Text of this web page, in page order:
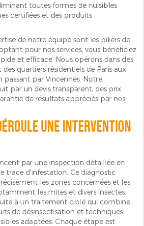
toutes formes de nuisibles
certifiées et des produits
de notre équipe sont les piliers de
pour nos services, vous bénéficiez
et efficace. Nous opérons dans des
des quartiers résidentiels de Paris aux
passant par Vincennes. Notre
par un devis transparent, des prix
de résultats appréciés par nos
une intervention
par une inspection détaillée en
trace d'infestation. Ce diagnostic
les zones concernées et les
les mites et divers insectes.
à un traitement ciblé qui combine
de désinsectisation et techniques
adaptées. Chaque étape est